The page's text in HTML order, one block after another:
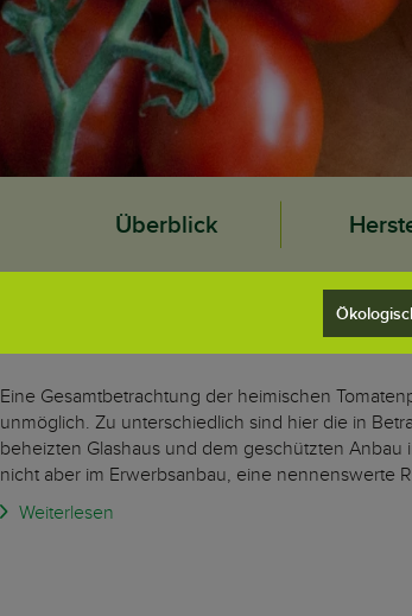
Überblick
Eine Gesamtbetrachtung der heimischen
unmöglich. Zu unterschiedlich sind hier die in
beheizten Glashaus und dem geschützten
nicht aber im Erwerbsanbau, eine nennenswerte
Weiterlesen